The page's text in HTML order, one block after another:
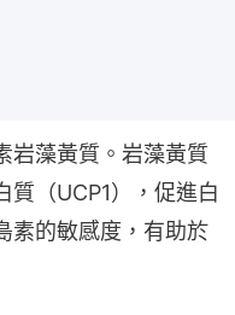
岩藻黃質。岩藻黃質
質（UCP1），促進白
素的敏感度，有助於